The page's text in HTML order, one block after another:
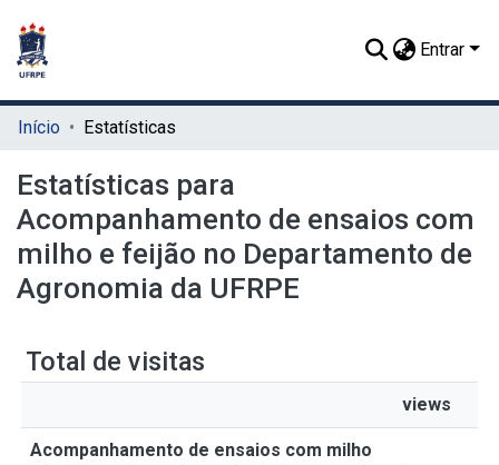
Entrar
Início Estatísticas
Estatísticas para
Acompanhamento de ensaios com
milho e feijão no Departamento de
Agronomia da UFRPE
Total de visitas
views
Acompanhamento de ensaios com milho